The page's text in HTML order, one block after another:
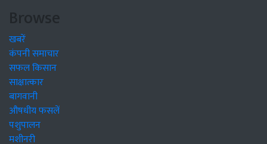
Browse
खबरें
कंपनी समाचार
सफल किसान
साक्षात्कार
बागवानी
औषधीय फसलें
पशुपालन
मशीनरी